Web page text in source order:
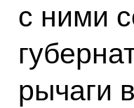
с ними
рычаги